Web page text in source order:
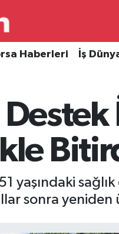
Haberleri İş
yaşındaki
sonra